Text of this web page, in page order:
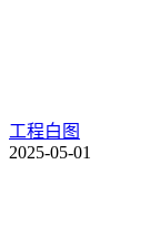
工程白图
2025-05-01